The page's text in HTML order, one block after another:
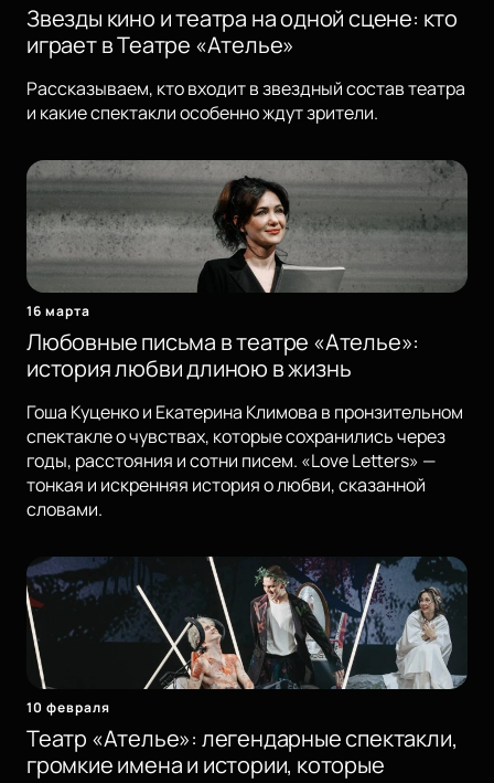
Звезды кино и театра на одной сцене: кто
играет в Театре «Ателье»
Рассказываем, кто входит в звездный состав театра
и какие спектакли особенно ждут зрители.
16 марта
Любовные письма в театре «Ателье»:
история любви длиною в жизнь
Гоша Куценко и Екатерина Климова в пронзительном
спектакле о чувствах, которые сохранились через
годы, расстояния и сотни писем. «Love Letters» —
тонкая и искренняя история о любви, сказанной
словами.
10 февраля
Театр «Ателье»: легендарные спектакли,
громкие имена и истории, которые